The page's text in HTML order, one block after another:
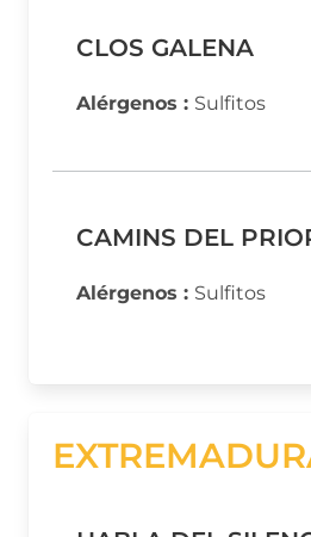
CLOS GALENA
Alérgenos : Sulfitos
CAMINS DEL
Alérgenos : Sulfitos